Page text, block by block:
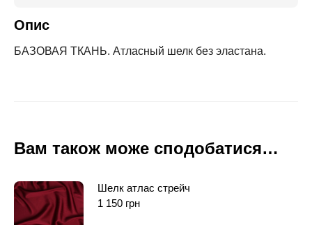
Опис
БАЗОВАЯ ТКАНЬ. Атласный шелк без эластана.
Вам також може сподобатися…
Шелк атлас стрейч
1 150 грн